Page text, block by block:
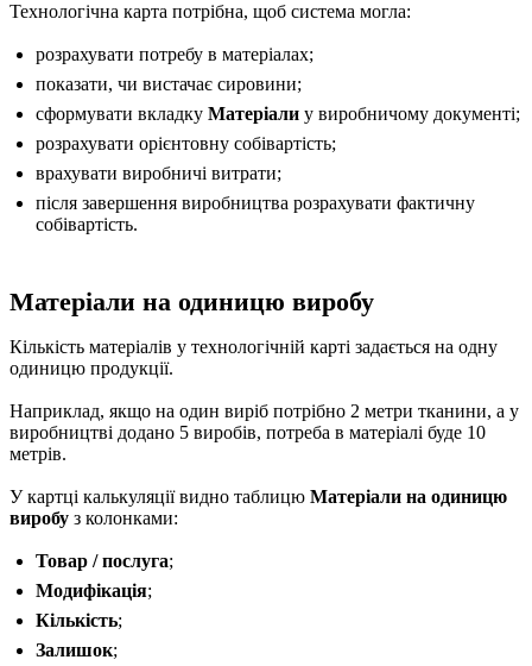
Технологічна карта потрібна, щоб система могла:
розрахувати потребу в матеріалах;
показати, чи вистачає сировини;
сформувати вкладку Матеріалиу виробничому документі;
розрахувати орієнтовну собівартість;
врахувати виробничі витрати;
після завершення виробництва розрахувати фактичну
собівартість.
Матеріали на одиницю виробу
Кількість матеріалів у технологічній карті задається на одну
одиницю продукції.
Наприклад, якщо на один виріб потрібно 2 метри тканини, а у
виробництві додано 5 виробів, потреба в матеріалі буде 10
метрів.
У картці калькуляції видно таблицю Матеріали на одиницю
виробу з колонками:
Товар / послуга;
Модифікація;
Кількість;
Залишок;